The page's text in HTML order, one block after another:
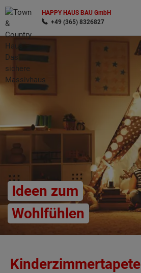
HAPPY HAUS BAU GmbH
+49 (365) 8326827
Ideen zum
Wohlfühlen
Wonach möchten Sie